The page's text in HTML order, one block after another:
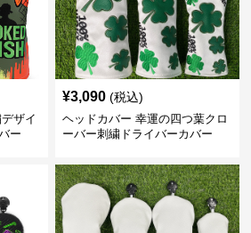
ザイ
ー
¥3,090 (税込)
ヘッドカバー 幸運の四つ葉クロ
ーバー刺繍ドライバーカバー